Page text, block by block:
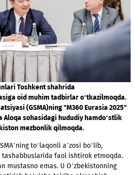
Toshkent shahrida
(GSMA)ning "M360 Eurasia
Aloqa sohasidagi hududiy
mezbonlik qilmoqda.